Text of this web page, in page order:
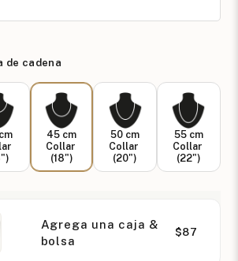
de cadena
45 cm
Collar
(18")
50 cm
Collar
(20")
55 cm
Collar
(22")
Agrega una caja &
bolsa
$87